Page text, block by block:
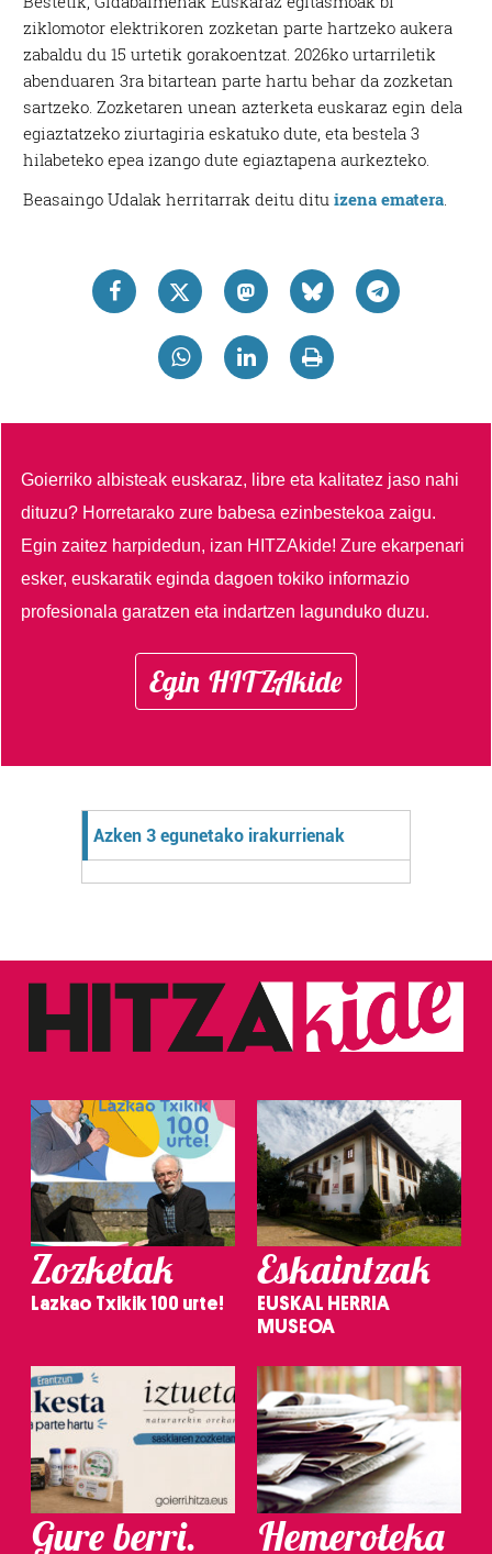
ziklomotor elektrikoren zozketan parte hartzeko aukera
zabaldu du 15 urtetik gorakoentzat. 2026ko urtarriletik
abenduaren 3ra bitartean parte hartu behar da zozketan
sartzeko. Zozketaren unean azterketa euskaraz egin dela
egiaztatzeko ziurtagiria eskatuko dute, eta bestela 3
hilabeteko epea izango dute egiaztapena aurkezteko.
Beasaingo Udalak herritarrak deitu dituizena ematera
Goierriko albisteak euskaraz, libre eta kalitatez jaso nahi
dituzu? Horretarako zure babesa ezinbestekoa zaigu.
Egin zaitez harpidedun, izan HITZAkide!Zure ekarpenari
esker, euskaratik eginda dagoen tokiko informazio
profesionala garatzen eta indartzen lagunduko duzu.
Egin HITZAkide
Azken 3 egunetako irakurrienak
Zozketak
Lazkao Txikik 100 urte!
Eskaintzak
EUSKAL HERRIA
MUSEOA
Gure berri. Hemeroteka